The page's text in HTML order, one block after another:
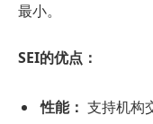
最小。
SEI的优点：
性能： 支持机构